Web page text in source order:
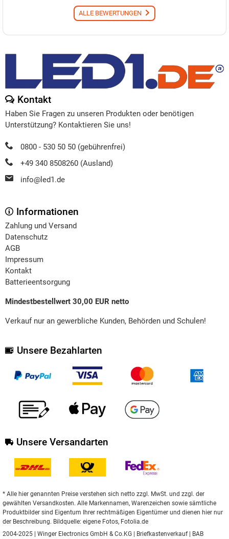
ALLE BEWERTUNGEN
Kontakt
Haben Sie Fragen zu unseren Produkten oder benötigen
Unterstützung? Kontaktieren Sie uns!
0800 - 530 50 50 (gebührenfrei)
+49 340 8508260 (Ausland)
info@led1.de
Informationen
Zahlung und Versand
Datenschutz
AGB
Impressum
Kontakt
Batterieentsorgung
Mindestbestellwert 30,00 EUR netto
Verkauf nur an gewerbliche Kunden, Behörden und Schulen!
Unsere Bezahlarten
Unsere Versandarten
* Alle hier genannten Preise verstehen sich netto zzgl. MwSt. und zzgl. der
gewählten Versandkosten. Alle Markennamen, Warenzeichen sowie sämtliche
Produktbilder sind Eigentum Ihrer rechtmäßigen Eigentümer und dienen hier nur
der Beschreibung. Bildquelle: eigene Fotos, Fotolia.de
2004-2025 | Winger Electronics GmbH & Co.KG |
Briefkastenverkauf| BAB